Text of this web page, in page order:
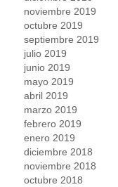
noviembre 2019
octubre 2019
septiembre 2019
julio 2019
junio 2019
mayo 2019
abril 2019
marzo 2019
febrero 2019
enero 2019
diciembre 2018
noviembre 2018
octubre 2018